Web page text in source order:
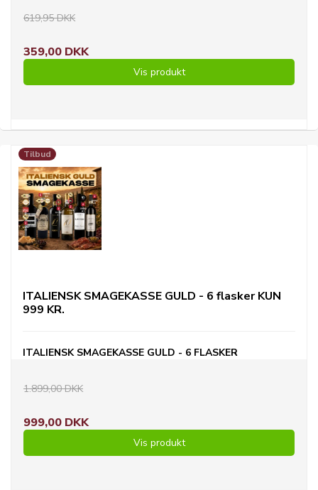
619,95 DKK
359,00 DKK
Vis produkt
Tilbud
ITALIENSK SMAGEKASSE GULD - 6 flasker KUN
999 KR.
ITALIENSK SMAGEKASSE GULD - 6 FLASKER
1.899,00 DKK
999,00 DKK
Vis produkt